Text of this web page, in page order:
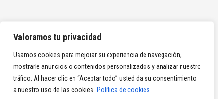
Valoramos tu privacidad
Usamos cookies para mejorar su experiencia de navegación,
mostrarle anuncios o contenidos personalizados y analizar nuestro
tráfico. Al hacer clic en “Aceptar todo” usted da su consentimiento
a nuestro uso de las cookies.
Política de cookies